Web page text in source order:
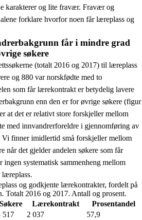
karakterer og lite fravær. Fravær og
forklare hvorfor noen får læreplass og
får i mindre grad
søkere
(totalt 2016 og 2017) til læreplass
og 880 var norskfødte med to
som får lærekontrakt er betydelig lavere
enn den er for øvrige søkere (figur
at det er relativt store forskjeller mellom
med innvandrerforeldre i gjennomføring av
finner imidlertid små forskjeller mellom
når det gjelder andelen søkere som får
systematisk sammenheng mellom
læreplass.
og godkjente lærekontrakter, fordelt på
Totalt 2016 og 2017. Antall og prosent.
Søkere Lærekontrakt
Prosentandel
517 2 037
57,9